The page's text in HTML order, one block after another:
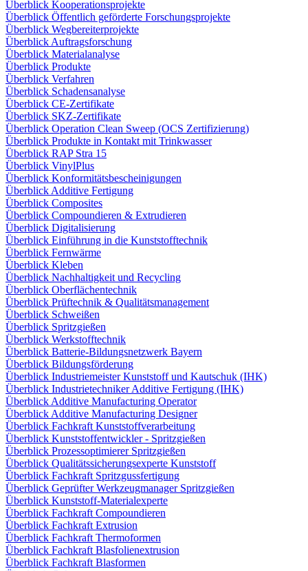
Überblick Kooperationsprojekte
Überblick Öffentlich geförderte Forschungsprojekte
Überblick Wegbereiterprojekte
Überblick Auftragsforschung
Überblick Materialanalyse
Überblick Produkte
Überblick Verfahren
Überblick Schadensanalyse
Überblick CE-Zertifikate
Überblick SKZ-Zertifikate
Überblick Operation Clean Sweep (OCS Zertifizierung)
Überblick Produkte in Kontakt mit Trinkwasser
Überblick RAP Stra 15
Überblick VinylPlus
Überblick Konformitätsbescheinigungen
Überblick Additive Fertigung
Überblick Composites
Überblick Compoundieren & Extrudieren
Überblick Digitalisierung
Überblick Einführung in die Kunststofftechnik
Überblick Fernwärme
Überblick Kleben
Überblick Nachhaltigkeit und Recycling
Überblick Oberflächentechnik
Überblick Prüftechnik & Qualitätsmanagement
Überblick Schweißen
Überblick Spritzgießen
Überblick Werkstofftechnik
Überblick Batterie-Bildungsnetzwerk Bayern
Überblick Bildungsförderung
Überblick Industriemeister Kunststoff und Kautschuk (IHK)
Überblick Industrietechniker Additive Fertigung (IHK)
Überblick Additive Manufacturing Operator
Überblick Additive Manufacturing Designer
Überblick Fachkraft Kunststoffverarbeitung
Überblick Kunststoffentwickler - Spritzgießen
Überblick Prozessoptimierer Spritzgießen
Überblick Qualitätssicherungsexperte Kunststoff
Überblick Fachkraft Spritzgussfertigung
Überblick Geprüfter Werkzeugmanager Spritzgießen
Überblick Kunststoff-Materialexperte
Überblick Fachkraft Compoundieren
Überblick Fachkraft Extrusion
Überblick Fachkraft Thermoformen
Überblick Fachkraft Blasfolienextrusion
Überblick Fachkraft Blasformen